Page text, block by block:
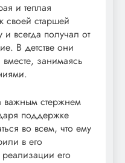
и теплая
своей старшей
и всегда получал от
В детстве они
занимаясь
важным стержнем
поддержке
во всем, что ему
в его
его